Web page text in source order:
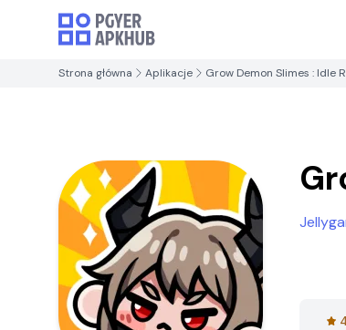
Strona główna Aplikacje Grow Demon Slimes : Idle